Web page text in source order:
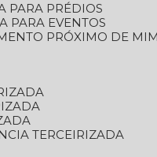
PARA PRÉDIOS
PARA EVENTOS
PRÓXIMO DE MIM
TERCEIRIZADA